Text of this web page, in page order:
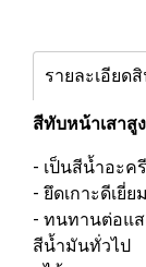
รายละเอียด
สีทับหน้าเสาสูง
- เป็นสีน้ำอะค
- ยึดเกาะดีเยี่
- ทนทานต่อแส
สีน้ำมันทั่วไป